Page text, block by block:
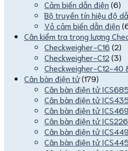
Cảm biến dẫn điện (6)
Bộ truyền tín hiệu độ
Vỏ cảm biến dẫn điện
Cân kiểm tra trọng lượng
Checkweigher-C16 (2)
Checkweigher-C12 (3)
Checkweigher-C12-40
Cân bàn điện tử(179)
Cân bàn điện tử ICS685
Cân bàn điện tử
Cân bàn điện tử ICS469
Cân bàn điện tử ICS226
Cân bàn điện tử ICS449
Cân bàn điện tử